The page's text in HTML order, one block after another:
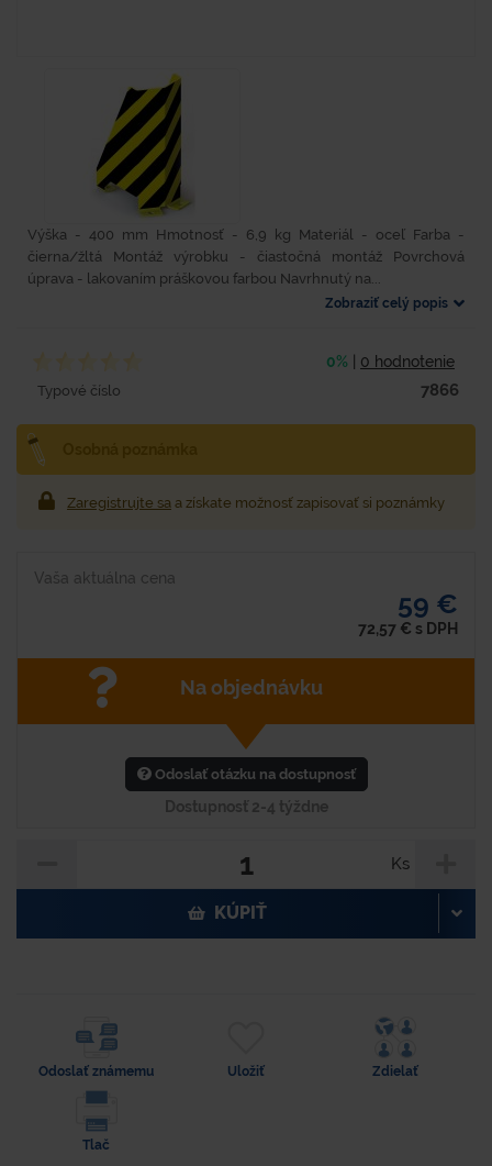
Výška - 400 mm Hmotnosť - 6,9 kg Materiál - oceľ Farba -
čierna/žltá Montáž výrobku - čiastočná montáž Povrchová
úprava - lakovaním práškovou farbou Navrhnutý na...
Zobraziť celý popis
0% 0 hodnotenie
Typové číslo 7866
Zaregistrujte sa a získate možnosť zapisovať si poznámky
Vaša aktuálna cena
59 €
72,57 € s DPH
Na objednávku
Odoslať otázku na dostupnosť
Dostupnosť 2-4 týždne
Ks
KÚPIŤ
Odoslať známemu Uložiť Zdielať
Tlač